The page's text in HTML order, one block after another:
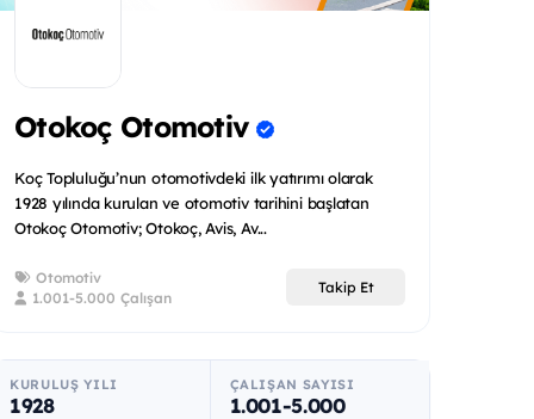
Otokoç Otomotiv
Koç Topluluğu’nun otomotivdeki ilk yatırımı olarak
1928 yılında kurulan ve otomotiv tarihini başlatan
Otokoç Otomotiv; Otokoç, Avis, Av...
Otomotiv
1.001-5.000 Çalışan
Takip Et
KURULUŞ YILI
1928
ÇALIŞAN SAYISI
1.001-5.000